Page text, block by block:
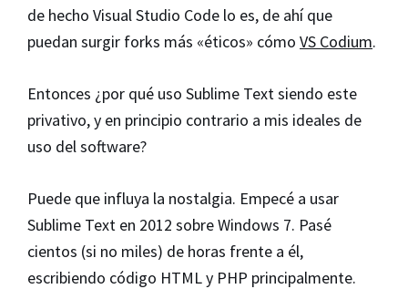
de hecho Visual Studio Code lo es, de ahí que
puedan surgir forks más «éticos» cómo VS Codium.
Entonces ¿por qué uso Sublime Text siendo este
privativo, y en principio contrario a mis ideales de
uso del software?
Puede que influya la nostalgia. Empecé a usar
Sublime Text en 2012 sobre Windows 7. Pasé
cientos (si no miles) de horas frente a él,
escribiendo código HTML y PHP principalmente.